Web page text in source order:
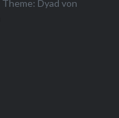
Theme: Dyad von